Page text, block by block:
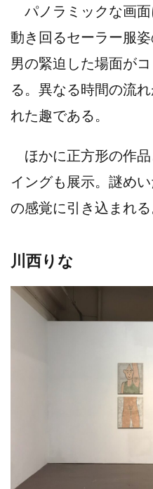
パノラミックな画
動き回るセーラー服
男の緊迫した場面が
る。異なる時間の流
れた趣である。
ほかに正方形の作
イングも展示。謎め
の感覚に引き込まれる
川西りな